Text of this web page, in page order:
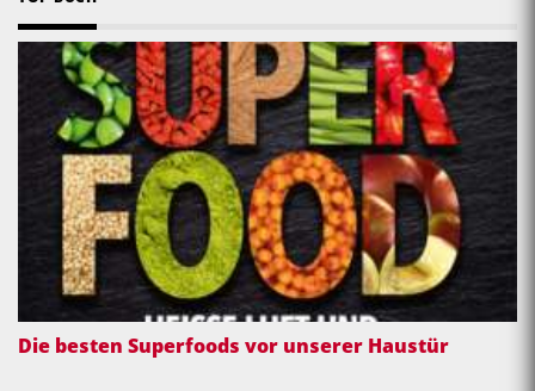
Die besten Superfoods vor unserer Haustür